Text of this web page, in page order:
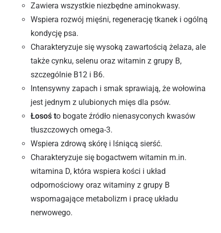
Zawiera wszystkie niezbędne aminokwasy.
Wspiera rozwój mięśni, regenerację tkanek i ogólną
kondycję psa.
Charakteryzuje się wysoką zawartością żelaza, ale
także cynku, selenu oraz witamin z grupy B,
szczególnie B12 i B6.
Intensywny zapach i smak sprawiają, że wołowina
jest jednym z ulubionych mięs dla psów.
Łosoś to bogate źródło nienasyconych kwasów
tłuszczowych omega-3.
Wspiera zdrową skórę i lśniącą sierść.
Charakteryzuje się bogactwem witamin m.in.
witamina D, która wspiera kości i układ
odpornościowy oraz witaminy z grupy B
wspomagające metabolizm i pracę układu
nerwowego.